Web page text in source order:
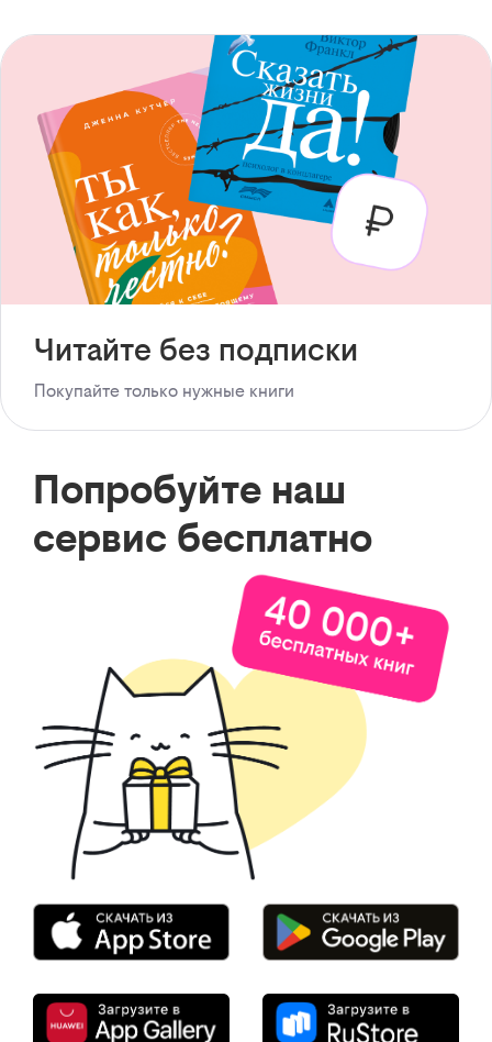
Читайте без подписки
Покупайте только нужные книги
Попробуйте наш
сервис бесплатно